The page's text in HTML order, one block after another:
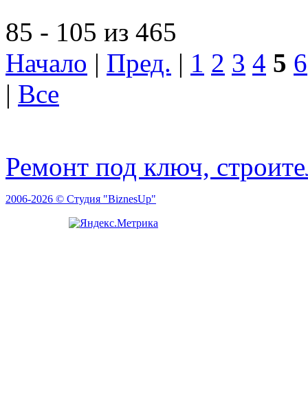
85 - 105 из 465
Начало | Пред. | 1 2 3 4 5 6
| Все
Ремонт под ключ,
2006-2026 © Студия "BiznesUp"